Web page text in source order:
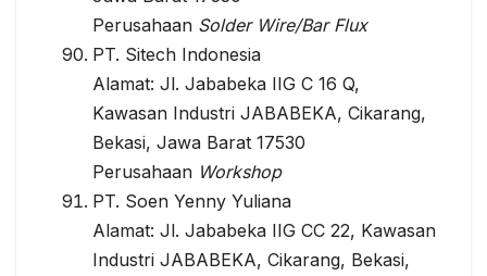
Perusahaan Solder Wire/Bar Flux
PT. Sitech Indonesia
Alamat: Jl. Jababeka IIG C 16 Q,
Kawasan Industri JABABEKA, Cikarang,
Bekasi, Jawa Barat 17530
Perusahaan Workshop
PT. Soen Yenny Yuliana
Alamat: Jl. Jababeka IIG CC 22, Kawasan
Industri JABABEKA, Cikarang, Bekasi,